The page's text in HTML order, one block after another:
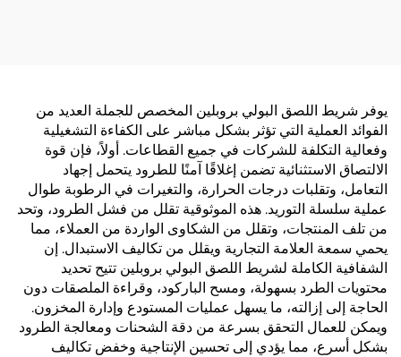
يوفر شريط اللصق البولي بروبلين المخصص للجملة العديد من
الفوائد العملية التي تؤثر بشكل مباشر على الكفاءة التشغيلية
وفعالية التكلفة للشركات في جميع القطاعات. أولاً، فإن قوة
الالتصاق الاستثنائية تضمن إغلاقًا آمنًا للطرود يتحمل إجهاد
التعامل، وتقلبات درجات الحرارة، والتغيرات في الرطوبة طوال
عملية سلسلة التوريد. هذه الموثوقية تقلل من فشل الطرود، وتحد
من تلف المنتجات، وتقلل من الشكاوى الواردة من العملاء، مما
يحمي سمعة العلامة التجارية ويقلل من تكاليف الاستبدال. إن
الشفافية الكاملة لشريط اللصق البولي بروبلين تتيح تحديد
محتويات الطرد بسهولة، ومسح الباركود، وقراءة الملصقات دون
الحاجة إلى إزالته، ما يسهل عمليات المستودع وإدارة المخزون.
ويمكن للعمال التحقق بسرعة من دقة الشحنات ومعالجة الطرود
بشكل أسرع، مما يؤدي إلى تحسين الإنتاجية وخفض تكاليف